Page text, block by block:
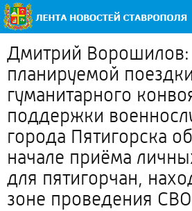
Дмитрий Ворошилов:
планируемой поездки
гуманитарного
поддержки
города Пятигорска
начале приёма
для пятигорчан,
зоне проведения СВО